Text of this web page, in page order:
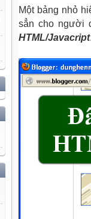
Một bảng nhỏ
sẳn cho người
HTML/Javacript